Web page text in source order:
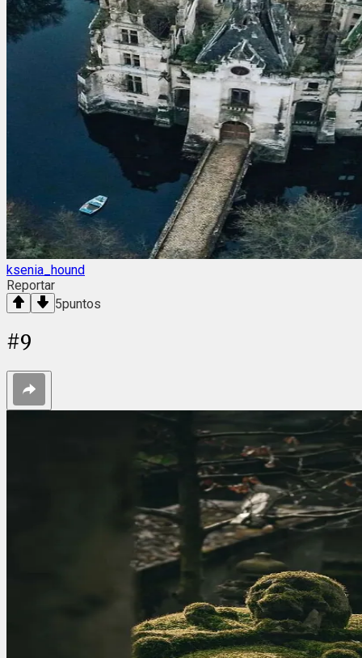
ksenia_hound
Reportar
5puntos
#9